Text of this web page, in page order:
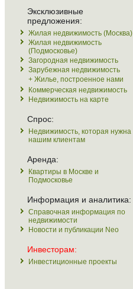
Эксклюзивные
предложения:
Жилая недвижимость (Москва)
Жилая недвижимость
(Подмосковье)
Загородная недвижимость
Зарубежная недвижимость
+ Жилье, построенное нами
Коммерческая недвижимость
Недвижимость на карте
Спрос:
Недвижимость, которая нужна
нашим клиентам
Аренда:
Квартиры в Москве и
Подмосковье
Информация и аналитика:
Справочная информация по
недвижимости
Новости и публикации Neo
Инвесторам:
Инвестиционные проекты